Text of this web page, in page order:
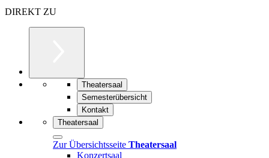
DIREKT ZU
Theatersaal
Semesterübersicht
Kontakt
Theatersaal
Zur Übersichtsseite Theatersaal
Konzertsaal